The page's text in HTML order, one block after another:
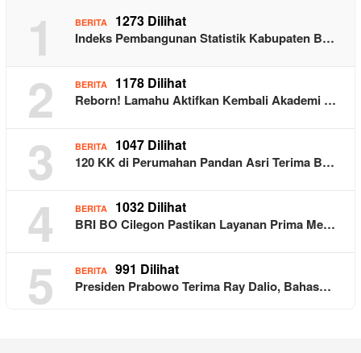
1 BERITA 1273 Dilihat
Indeks Pembangunan Statistik Kabupaten B…
2 BERITA 1178 Dilihat
Reborn! Lamahu Aktifkan Kembali Akademi …
3 BERITA 1047 Dilihat
120 KK di Perumahan Pandan Asri Terima B…
4 BERITA 1032 Dilihat
BRI BO Cilegon Pastikan Layanan Prima Me…
5 BERITA 991 Dilihat
Presiden Prabowo Terima Ray Dalio, Bahas…